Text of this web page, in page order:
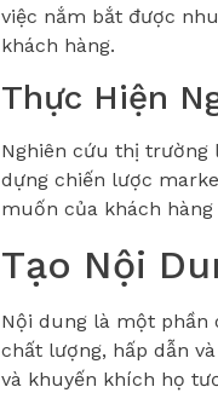
việc nắm bắt được
khách hàng.
Thực Hiện
Nghiên cứu thị trường
dựng chiến lược
muốn của khách
Tạo Nội
Nội dung là một phần
chất lượng, hấp dẫn
và khuyến khích họ